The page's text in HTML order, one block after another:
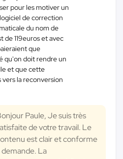
pour les motiver un
de correction
du nom de
de 119euros et avec
que
qu'on doit rendre un
et que cette
la reconversion
Paule, Je suis très
de votre travail. Le
est clair et conforme
demande. La